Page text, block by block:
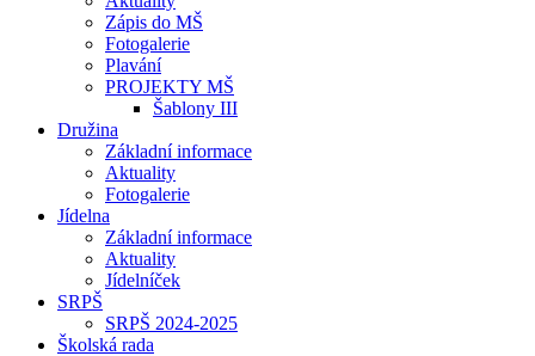
Zápis do MŠ
Fotogalerie
Plavání
PROJEKTY MŠ
Šablony III
Družina
Základní informace
Aktuality
Fotogalerie
Jídelna
Základní informace
Aktuality
Jídelníček
SRPŠ
SRPŠ 2024-2025
Školská rada